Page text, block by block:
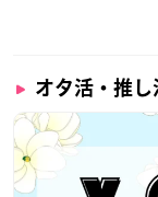
オタ活・推